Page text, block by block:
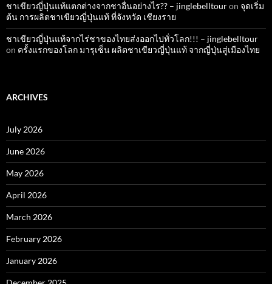
ชาเขียวญี่ปุ่นแท้แตกต่างจากชาอื่นอย่างไร?? – jinglebelltouron จุดเริ่ม
ต้น การผลิตชาเขียวญี่ปุ่นแท้ ที่จังหวัด เชียงราย
ชาเขียวญี่ปุ่นแท้จากไร่ชาของไทยส่งออกไปทั่วโลก!!! – jinglebelltour
on ครั้งแรกของโลก มารุเซ็น ผลิตชาเขียวญี่ปุ่นแท้ จากญี่ปุ่นสู่เมืองไทย
ARCHIVES
July 2026
June 2026
May 2026
April 2026
March 2026
February 2026
January 2026